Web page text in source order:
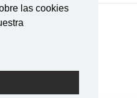
las cookies
Política de privacidad
la cobertura
Rock.